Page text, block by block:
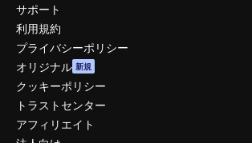
サポート
利用規約
プライバシーポリシー
オリジナル 新規
クッキーポリシー
トラストセンター
アフィリエイト